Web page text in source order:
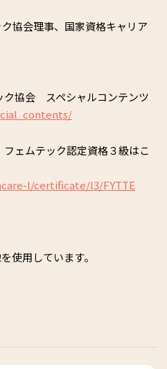
協会理事、国家資格キャリア
ク協会 スペシャルコンテンツ
ェムテック認定資格３級はこ
l/certificate/l3/FYTTE
使用しています。